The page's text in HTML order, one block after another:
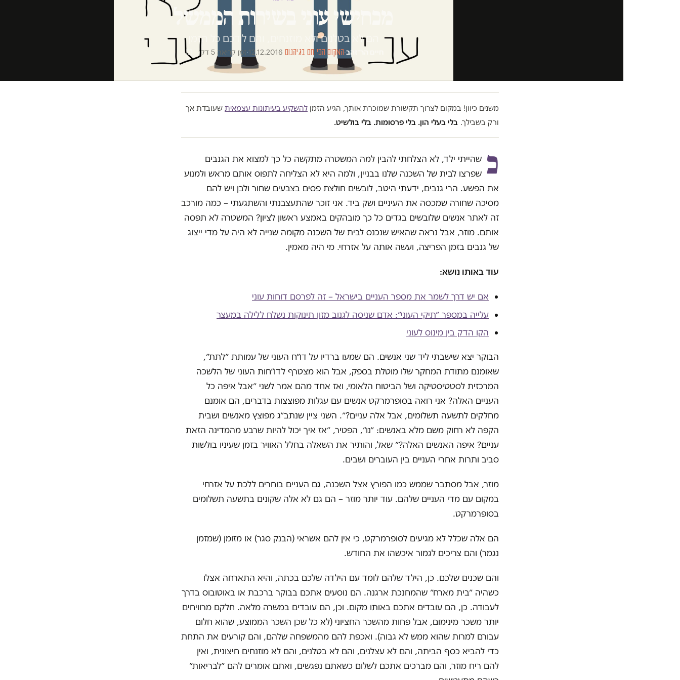
מכחישי עוני בשירות הממשל
הם לא בטלנים ולא מוזנחים, והם לידכם כל הזמן
חיים הר־זהב·המקום הכי חם בגיהנום 12.12.2016
·זמן קריאה 5 דק׳
משנים כיוון! במקום לצרוך תקשורת שמוכרת אותך, הגיע הזמן להשקיע בעיתונות עצמאית שעובדת אך
ורק בשבילך. בלי בעלי הון. בלי פרסומות. בלי בולשיט.
כ שהייתי ילד, לא הצלחתי להבין למה המשטרה מתקשה כל כך למצוא את הגנבים
שפרצו לבית של השכנה שלנו בבניין, ולמה היא לא הצליחה לתפוס אותם מראש ולמנוע
את הפשע. הרי גנבים, ידעתי היטב, לובשים חולצת פסים בצבעים שחור ולבן ויש להם
מסיכה שחורה שמכסה את העיניים ושק ביד. אני זוכר שהתעצבנתי והשתגעתי – כמה מורכב
זה לאתר אנשים שלובשים בגדים כל כך מובהקים באמצע ראשון לציון? המשטרה לא תפסה
אותם. מוזר, אבל נראה שהאיש שנכנס לבית של השכנה מקומה שנייה לא היה על מדי ייצוג
של גנבים בזמן הפריצה, ועשה אותה על אזרחי. מי היה מאמין.
עוד באותו נושא:
אם יש דרך לשמר את מספר העניים בישראל – זה לפרסם דוחות עוני
עלייה במספר ״תיקי העוני״: אדם שניסה לגנוב מזון תינוקות נשלח ללילה במעצר
הקו הדק בין מינוס לעוני
הבוקר יצא שישבתי ליד שני אנשים. הם שמעו ברדיו על דו״ח העוני של עמותת ״לתת״,
שאומנם מתודת המחקר שלו מוטלת בספק, אבל הוא מצטרף לדו״חות העוני של הלשכה
המרכזית לסטטיסטיקה ושל הביטוח הלאומי, ואז אחד מהם אמר לשני ״אבל איפה כל
העניים האלה? אני רואה בסופרמרקט אנשים עם עגלות מפוצצות בדברים, הם אומנם
מחלקים לתשעה תשלומים, אבל אלה עניים?״. השני ציין שנתב״ג מפוצץ מאנשים ושבית
הקפה לא רחוק משם מלא באנשים: ״נו״, הפטיר, ״אז איך יכול להיות שרבע מהמדינה הזאת
עניים? איפה האנשים האלה?״ שאל, והותיר את השאלה בחלל האוויר בזמן שעיניו בולשות
סביב ותרות אחרי העניים בין העוברים ושבים.
מוזר, אבל מסתבר שממש כמו הפורץ אצל השכנה, גם העניים בוחרים ללכת על אזרחי
במקום עם מדי העניים שלהם. עוד יותר מוזר – הם גם לא אלה שקונים בתשעה תשלומים
בסופרמרקט.
הם אלה שכלל לא מגיעים לסופרמרקט, כי אין להם אשראי (הבנק סגר) או מזומן (שמזמן
נגמר) והם צריכים לגמור איכשהו את החודש.
והם שכנים שלכם. כן, הילד שלהם לומד עם הילדה שלכם בכתה, והיא התארחה אצלו
כשהיה ״בית מארח״ שהמחנכת ארגנה. הם נוסעים אתכם בבוקר ברכבת או באוטובוס בדרך
לעבודה. כן, הם עובדים אתכם באותו מקום. וכן, הם עובדים במשרה מלאה. חלקם מרוויחים
יותר משכר מינימום, אבל פחות מהשכר החציוני (לא כל שכן השכר הממוצע, שהוא חלום
עבורם למרות שהוא ממש לא גבוה). ואכפת להם מהמשפחה שלהם, והם קורעים את התחת
כדי להביא כסף הביתה, והם לא עצלנים, והם לא בטלנים, והם לא מוזנחים חיצונית, ואין
להם ריח מוזר, והם מברכים אתכם לשלום כשאתם נפגשים, ואתם אומרים להם ״לבריאות״